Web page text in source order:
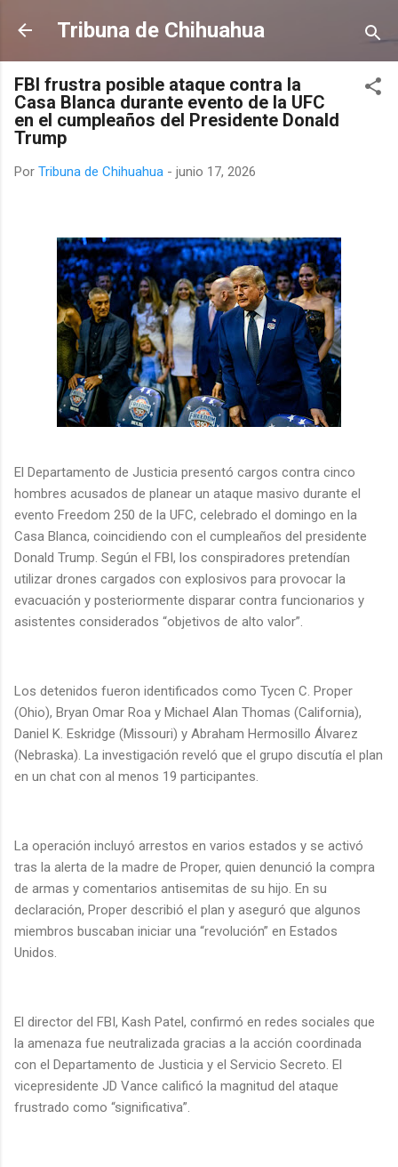
Ir al contenido principal
Tribuna de Chihuahua
FBI frustra posible ataque contra la
Casa Blanca durante evento de la UFC
en el cumpleaños del Presidente Donald
Trump
Por Tribuna de Chihuahua - junio 17, 2026
El Departamento de Justicia presentó cargos contra cinco
hombres acusados de planear un ataque masivo durante el
evento Freedom 250 de la UFC, celebrado el domingo en la
Casa Blanca, coincidiendo con el cumpleaños del presidente
Donald Trump. Según el FBI, los conspiradores pretendían
utilizar drones cargados con explosivos para provocar la
evacuación y posteriormente disparar contra funcionarios y
asistentes considerados “objetivos de alto valor”.
Los detenidos fueron identificados como Tycen C. Proper
(Ohio), Bryan Omar Roa y Michael Alan Thomas (California),
Daniel K. Eskridge (Missouri) y Abraham Hermosillo Álvarez
(Nebraska). La investigación reveló que el grupo discutía el plan
en un chat con al menos 19 participantes.
La operación incluyó arrestos en varios estados y se activó
tras la alerta de la madre de Proper, quien denunció la compra
de armas y comentarios antisemitas de su hijo. En su
declaración, Proper describió el plan y aseguró que algunos
miembros buscaban iniciar una “revolución” en Estados
Unidos.
El director del FBI, Kash Patel, confirmó en redes sociales que
la amenaza fue neutralizada gracias a la acción coordinada
con el Departamento de Justicia y el Servicio Secreto. El
vicepresidente JD Vance calificó la magnitud del ataque
frustrado como “significativa”.